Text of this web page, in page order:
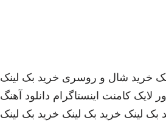
خرید شال و روسری خرید بک لینک
لایک کامنت اینستاگرام دانلود آهنگ
بک لینک خرید بک لینک خرید بک لینک